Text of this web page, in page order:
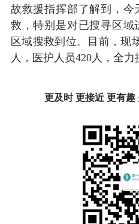
故救援指挥部了解到，今
救，特别是对已搜寻区域
区域搜救到位。目前，现
人，医护人员420人，全力
更及时 更接近 更有